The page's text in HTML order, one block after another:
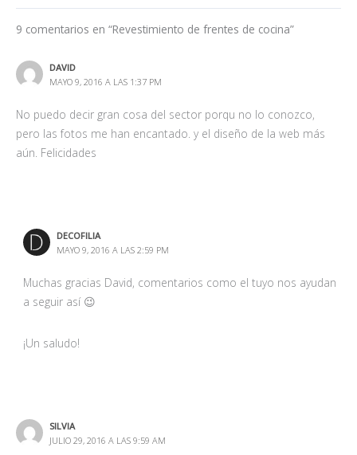
9 comentarios en “Revestimiento de frentes de cocina”
DAVID
MAYO 9, 2016 A LAS 1:37 PM
No puedo decir gran cosa del sector porqu no lo conozco,
pero las fotos me han encantado. y el diseño de la web más
aún. Felicidades
DECOFILIA
MAYO 9, 2016 A LAS 2:59 PM
Muchas gracias David, comentarios como el tuyo nos ayudan
a seguir así 😉
¡Un saludo!
SILVIA
JULIO 29, 2016 A LAS 9:59 AM